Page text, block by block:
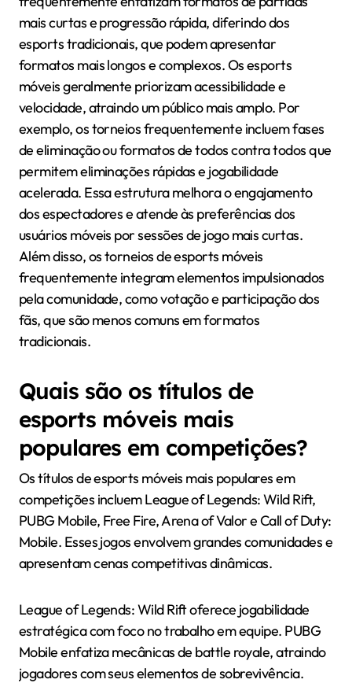
mais curtas e progressão rápida, diferindo dos
esports tradicionais, que podem apresentar
formatos mais longos e complexos. Os esports
móveis geralmente priorizam acessibilidade e
velocidade, atraindo um público mais amplo. Por
exemplo, os torneios frequentemente incluem fases
de eliminação ou formatos de todos contra todos que
permitem eliminações rápidas e jogabilidade
acelerada. Essa estrutura melhora o engajamento
dos espectadores e atende às preferências dos
usuários móveis por sessões de jogo mais curtas.
Além disso, os torneios de esports móveis
frequentemente integram elementos impulsionados
pela comunidade, como votação e participação dos
fãs, que são menos comuns em formatos
tradicionais.
Quais são os títulos de
esports móveis mais
populares em competições?
Os títulos de esports móveis mais populares em
competições incluem League of Legends: Wild Rift,
PUBG Mobile, Free Fire, Arena of Valor e Call of Duty:
Mobile. Esses jogos envolvem grandes comunidades e
apresentam cenas competitivas dinâmicas.
League of Legends: Wild Rift oferece jogabilidade
estratégica com foco no trabalho em equipe. PUBG
Mobile enfatiza mecânicas de battle royale, atraindo
jogadores com seus elementos de sobrevivência.